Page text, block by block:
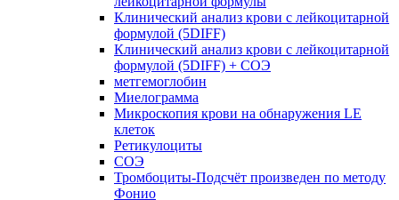
Клинический анализ крови с лейкоцитарной
формулой (5DIFF)
Клинический анализ крови с лейкоцитарной
формулой (5DIFF) + СОЭ
метгемоглобин
Миелограмма
Микроскопия крови на обнаружения LE
клеток
Ретикулоциты
СОЭ
Тромбоциты-Подсчёт произведен по методу
Фонио